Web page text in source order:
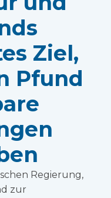
Ziel,
Pfund
Regierung,
zur